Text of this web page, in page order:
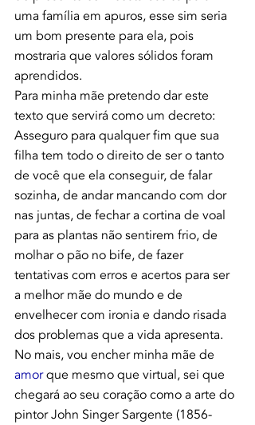
uma família em apuros, esse sim seria
um bom presente para ela, pois
mostraria que valores sólidos foram
aprendidos.
Para minha mãe pretendo dar este
texto que servirá como um decreto:
Asseguro para qualquer fim que sua
filha tem todo o direito de ser o tanto
de você que ela conseguir, de falar
sozinha, de andar mancando com dor
nas juntas, de fechar a cortina de voal
para as plantas não sentirem frio, de
molhar o pão no bife, de fazer
tentativas com erros e acertos para ser
a melhor mãe do mundo e de
envelhecer com ironia e dando risada
dos problemas que a vida apresenta.
No mais, vou encher minha mãe de
amor que mesmo que virtual, sei que
chegará ao seu coração como a arte do
pintor John Singer Sargente (1856-